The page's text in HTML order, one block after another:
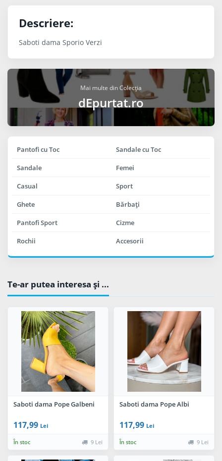
Descriere:
Saboti dama Sporio Verzi
Mai multe din Colecția
dEpurtat.ro
Pantofi cu Toc Sandale cu Toc
Sandale Femei
Casual Sport
Ghete Bărbaţi
Pantofi Sport Cizme
Rochii Accesorii
Te-ar putea interesa şi ...
Saboti dama Pope Galbeni
117,99 Lei
În stoc 9 Lei
Saboti dama Pope Albi
117,99 Lei
În stoc 9 Lei